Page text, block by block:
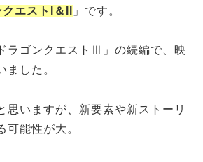
クエストI＆II 」です。
ラゴンクエストⅢ」の続編で、映
ました。
思いますが、新要素や新ストーリ
可能性が大。